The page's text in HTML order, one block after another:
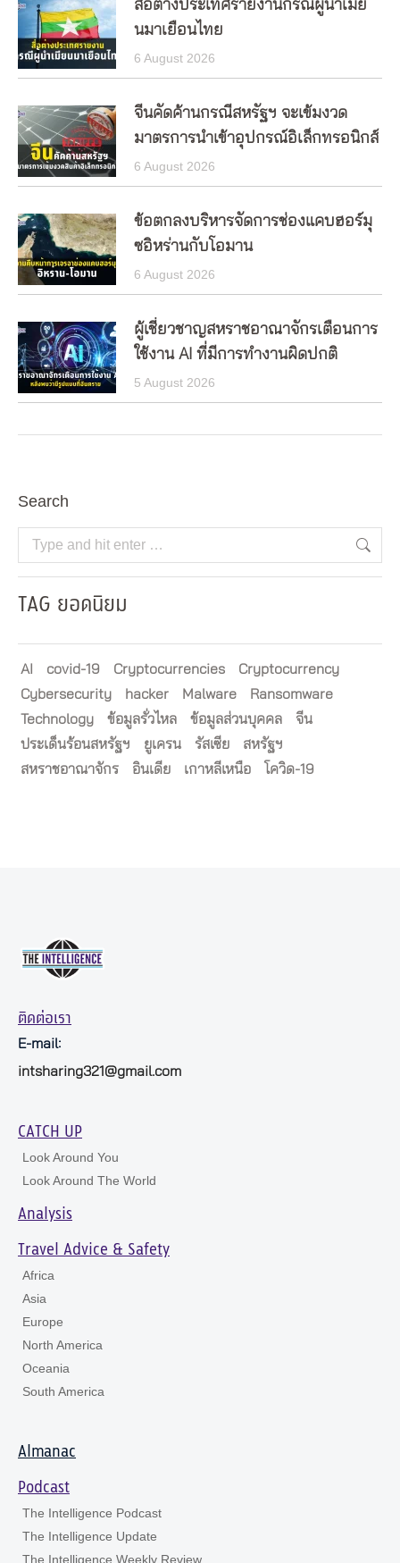
สื่อต่างประเทศรายงานกรณีผู้นำเมีย
นมาเยือนไทย
6 August 2026
จีนคัดค้านกรณีสหรัฐฯ จะเข้มงวด
มาตรการนำเข้าอุปกรณ์อิเล็กทรอนิกส์
6 August 2026
ข้อตกลงบริหารจัดการช่องแคบฮอร์มุ
ซอิหร่านกับโอมาน
6 August 2026
ผู้เชี่ยวชาญสหราชอาณาจักรเตือนการ
ใช้งาน AI ที่มีการทำงานผิดปกติ
5 August 2026
Search
Search:
TAG ยอดนิยม
AI covid-19 Cryptocurrencies
Cryptocurrency
Cybersecurity
hacker Malware
Ransomware
Technology
ข้อมูลรั่วไหล ข้อมูลส่วนบุคคล
จีน
ประเด็นร้อนสหรัฐฯ
ยูเครน รัสเซีย
สหรัฐฯ
สหราชอาณาจักร
อินเดีย เกาหลีเหนือ โควิด-19
ติดต่อเรา
E-mail:
intsharing321@gmail.com
CATCH UP
Look Around You
Look Around The World
Analysis
Travel Advice & Safety
Africa
Asia
Europe
North America
Oceania
South America
Almanac
Podcast
The Intelligence Podcast
The Intelligence Update
The Intelligence Weekly Review